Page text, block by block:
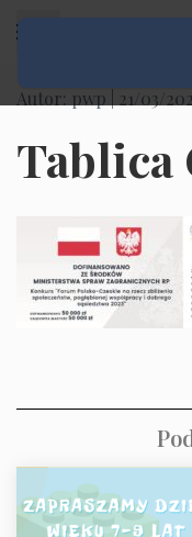
Autor: pwp | 21/03/
Tablica